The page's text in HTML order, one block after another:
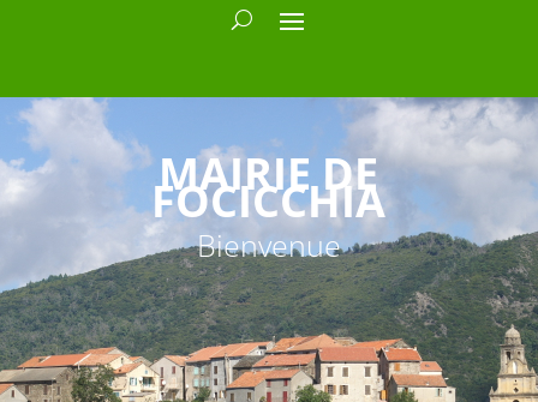
MAIRIE DE
FOCICCHIA
Bienvenue